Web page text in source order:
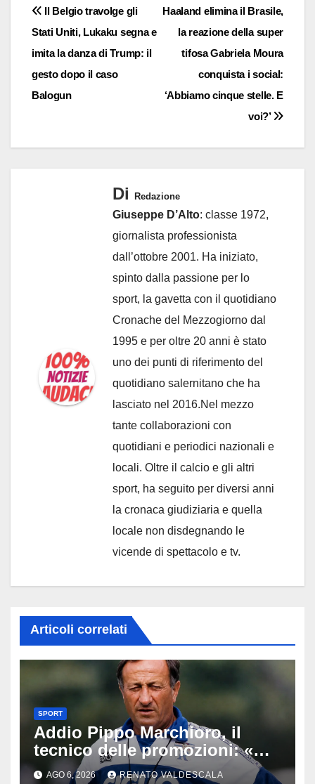
Navigazione
articoli
Haaland elimina il Brasile,
la reazione della super
tifosa Gabriela Moura
conquista i social:
‘Abbiamo cinque stelle. E
voi?’
Il Belgio travolge gli
Stati Uniti, Lukaku segna e
imita la danza di Trump: il
gesto dopo il caso
Balogun
Di Redazione
Giuseppe D’Alto: classe 1972,
giornalista professionista
dall’ottobre 2001. Ha iniziato,
spinto dalla passione per lo
sport, la gavetta con il quotidiano
Cronache del Mezzogiorno dal
1995 e per oltre 20 anni è stato
uno dei punti di riferimento del
quotidiano salernitano che ha
lasciato nel 2016.Nel mezzo
tante collaborazioni con
quotidiani e periodici nazionali e
locali. Oltre il calcio e gli altri
sport, ha seguito per diversi anni
la cronaca giudiziaria e quella
locale non disdegnando le
vicende di spettacolo e tv.
Articoli correlati
SPORT
Addio Pippo Marchioro, il
tecnico delle promozioni: «Ha
scritto pagine indimenticabili
AGO 6, 2026 RENATO VALDESCALA